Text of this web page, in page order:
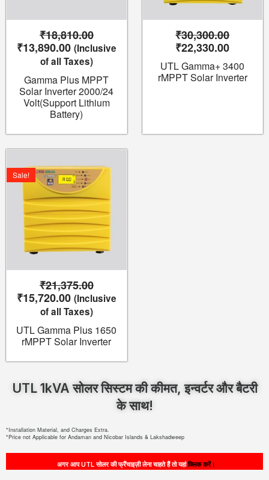
₹18,810.00
₹13,890.00 (Inclusive
of all Taxes)
Gamma Plus MPPT
Solar Inverter 2000/24
Volt(Support Lithium
Battery)
₹30,300.00
₹22,330.00
UTL Gamma+ 3400
rMPPT Solar Inverter
Sale!
₹21,375.00
price
was:
₹21,375.00.
₹15,720.00
price
is:
₹15,720.00.
(Inclusive
of all Taxes)
UTL Gamma Plus 1650
rMPPT Solar Inverter
UTL 1kVA सोलर सिस्टम की कीमत, इन्वर्टर और बैटरी
के साथ!
*Installation Material, and Charges Extra.
*Price not Applicable for Andaman and Nicobar Islands & Lakshadweep
अगर आप UTL सोलर की फ्रैंचाइज़ी लेना चाहते हैं तो यहांक्लिक करें।